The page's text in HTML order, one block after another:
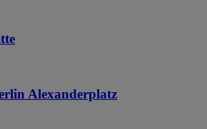
Alexanderplatz